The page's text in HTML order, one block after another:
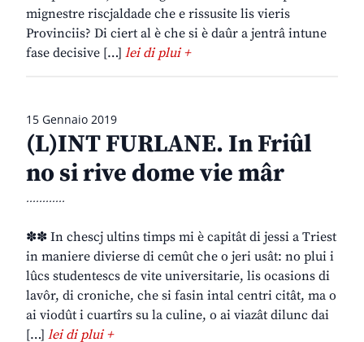
mignestre riscjaldade che e rissusite lis vieris
Provinciis? Di ciert al è che si è daûr a jentrâ intune
fase decisive […] lei di plui +
15 Gennaio 2019
(L)INT FURLANE. In Friûl
no si rive dome vie mâr
............
✽✽ In chescj ultins timps mi è capitât di jessi a Triest
in maniere divierse di cemût che o jeri usât: no plui i
lûcs studentescs de vite universitarie, lis ocasions di
lavôr, di croniche, che si fasin intal centri citât, ma o
ai viodût i cuartîrs su la culine, o ai viazât dilunc dai
[…] lei di plui +